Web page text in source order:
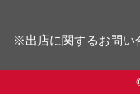
※出店に関するお問い